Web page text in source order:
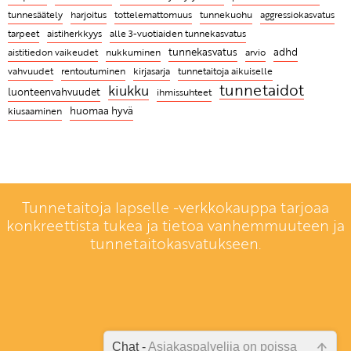
ILMAINEN WEBINAARI 20.10. klo 18
aikuisen esimerkkiä
Mitä ovat tunnetaidot ja miksi niitä täytyy opetella?
tunnesäätely
harjoitus tottelemattomuus tunnekuohu aggressiokasvatus
tarpeet aistiherkkyys alle 3-vuotiaiden tunnekasvatus
aistitiedon vaikeudet
nukkuminen tunnekasvatus arvio adhd
vahvuudet rentoutuminen kirjasarja tunnetaitoja aikuiselle
luonteenvahvuudet kiukku ihmissuhteet tunnetaidot
kiusaaminen huomaa hyvä
Tunnetaitoja lapselle -verkkokauppa tarjoaa
konkreettista tukea ja tietoa vanhemmuuteen ja
tunnetaitokasvatukseen.
Chat -Asiakaspalvelija on poissa